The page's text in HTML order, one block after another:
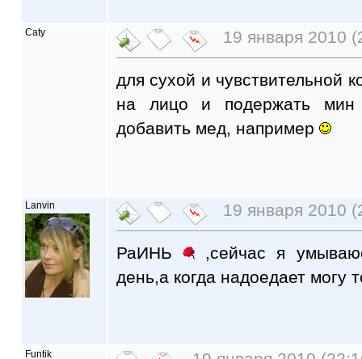
Caty 19 января 2010
для сухой и чувствительной
на лицо и подержать
добавить мед, например
Lanvin 19 января 2010
РаИНЬ
,сейчас я
день,а когда надоедает могу
Funtik